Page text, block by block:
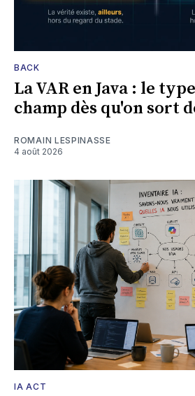
BACK
La VAR en Java : le
champ dès qu'on sort
ROMAIN LESPINASSE
4 août 2026
IA ACT